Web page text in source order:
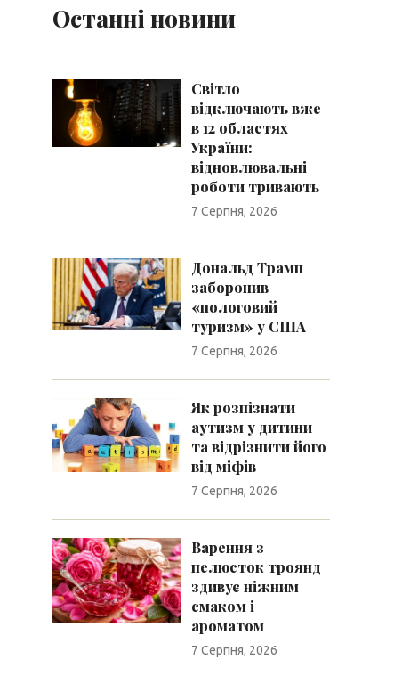
Останні новини
Світло
відключають вже
в 12 областях
України:
відновлювальні
роботи тривають
7 Серпня, 2026
Дональд Трамп
заборонив
«пологовий
туризм» у США
7 Серпня, 2026
Як розпізнати
аутизм у дитини
та відрізнити його
від міфів
7 Серпня, 2026
Варення з
пелюсток троянд
здивує ніжним
смаком і
ароматом
7 Серпня, 2026